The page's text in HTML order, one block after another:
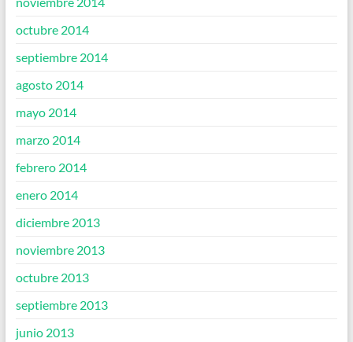
octubre 2014
septiembre 2014
agosto 2014
mayo 2014
marzo 2014
febrero 2014
enero 2014
diciembre 2013
noviembre 2013
octubre 2013
septiembre 2013
junio 2013